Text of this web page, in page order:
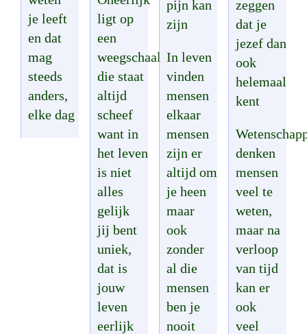
je leeft
en dat
mag
steeds
anders,
elke dag
ligt op
een
weegschaal
die staat
altijd
scheef
want in
het leven
is niet
alles
gelijk
jij bent
uniek,
dat is
jouw
leven
eerlijk
pijn kan
zijn
In leven
vinden
mensen
elkaar
mensen
zijn er
altijd om
je heen
maar
ook
zonder
al die
mensen
ben je
nooit
zeggen
dat je
jezef dan
ook
helemaal
kent
denken
mensen
veel te
weten,
maar na
verloop
van tijd
kan er
ook
veel